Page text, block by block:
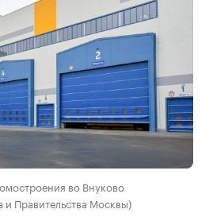
во Внуково
Правительства Москвы)